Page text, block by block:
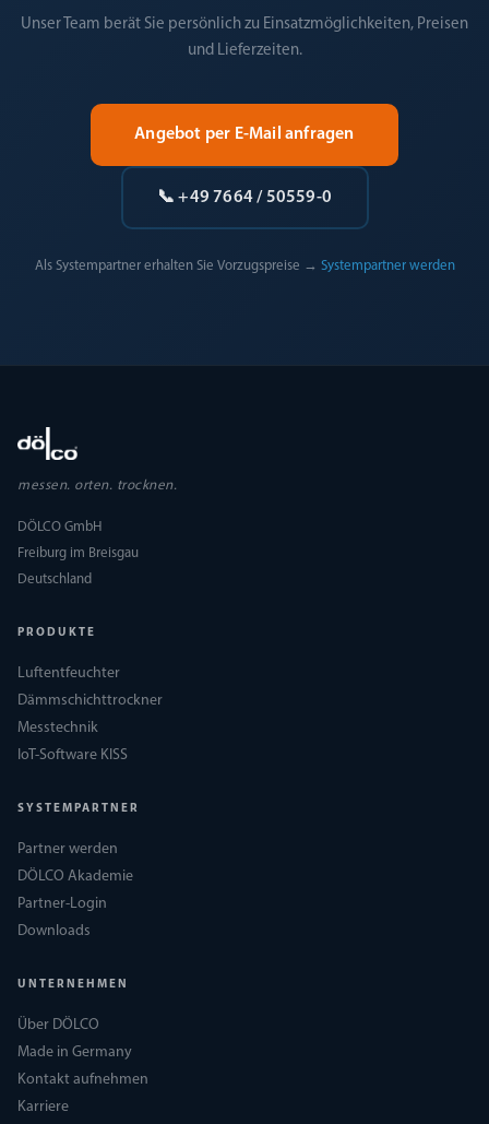
Unser Team berät Sie persönlich zu Einsatzmöglichkeiten, Preisen
und Lieferzeiten.
Angebot per E-Mail anfragen
📞 +49 7664 / 50559-0
Als Systempartner erhalten Sie Vorzugspreise → Systempartner werden
messen. orten. trocknen.
DÖLCO GmbH
Freiburg im Breisgau
Deutschland
PRODUKTE
Luftentfeuchter
Dämmschichttrockner
Messtechnik
IoT-Software KISS
SYSTEMPARTNER
Partner werden
DÖLCO Akademie
Partner-Login
Downloads
UNTERNEHMEN
Über DÖLCO
Made in Germany
Kontakt aufnehmen
Karriere